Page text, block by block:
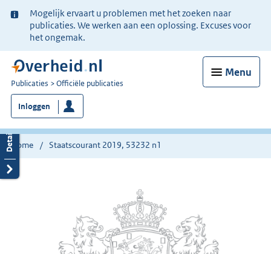
Ter
informatie:
Mogelijk ervaart u problemen met het zoeken naar
publicaties. We werken aan een oplossing. Excuses voor
het ongemak.
Menu
U
bent
nu
hier:
Publicaties Officiële publicaties
Inloggen
Home Staatscourant 2019, 53232 n1